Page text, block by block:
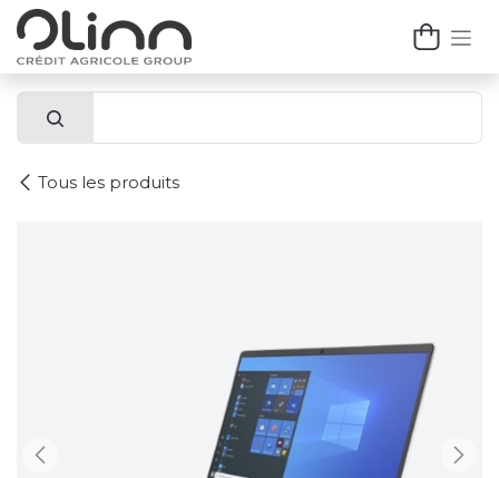
Se rendre au contenu
Tous les produits